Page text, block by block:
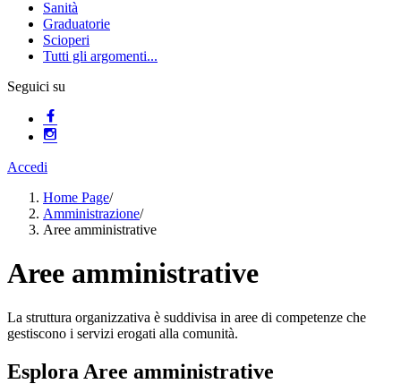
Sanità
Graduatorie
Scioperi
Tutti gli argomenti...
Seguici su
Accedi
Home Page/
Amministrazione/
Aree amministrative
Aree amministrative
La struttura organizzativa è suddivisa in aree di competenze che
gestiscono i servizi erogati alla comunità.
Esplora Aree amministrative